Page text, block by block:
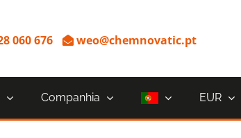
060 676 weo@chemnovatic.pt
Companhia EUR